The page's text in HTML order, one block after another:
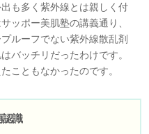
も多く紫外線とは親しく付
ッポー美肌塾の講義通り、
ルーフでない紫外線散乱剤
バッチリだったわけです。
こともなかったのです。
認識